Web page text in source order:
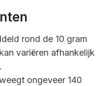
rond de 10 gram
variëren afhankelijk
ongeveer 140